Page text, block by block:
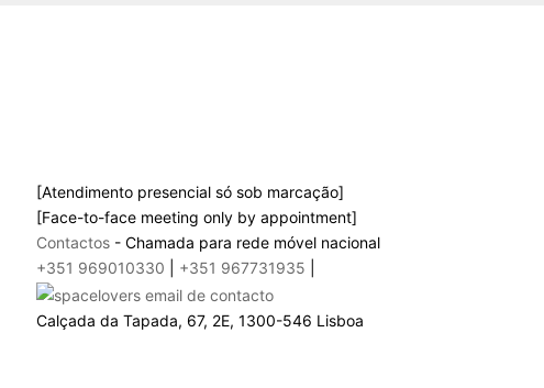
[Atendimento presencial só sob marcação]
[Face-to-face meeting only by appointment]
Contactos - Chamada para rede móvel nacional
+351 969010330
+351 967731935
Calçada da Tapada, 67, 2E, 1300-546 Lisboa